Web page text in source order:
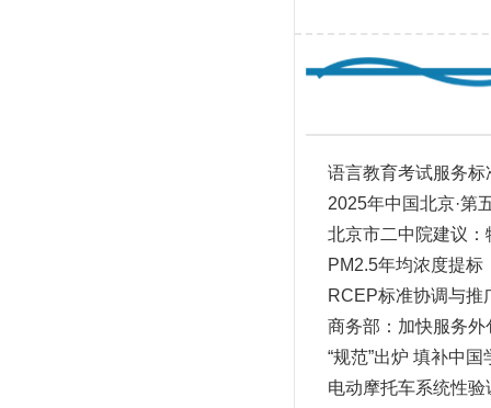
语言教育考试服务
2025年中国北京·第
北京市二中院建议
PM2.5年均浓度提
RCEP标准协调与推
商务部：加快服务
“规范”出炉 填补中
电动摩托车系统性